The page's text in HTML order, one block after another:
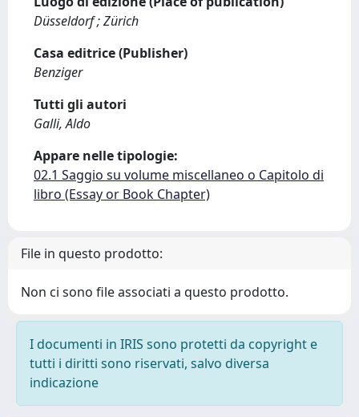
Düsseldorf ; Zürich
Casa editrice (Publisher)
Benziger
Tutti gli autori
Galli, Aldo
Appare nelle tipologie:
02.1 Saggio su volume miscellaneo o Capitolo di
libro (Essay or Book Chapter)
File in questo prodotto:
Non ci sono file associati a questo prodotto.
I documenti in IRIS sono protetti da copyright e
tutti i diritti sono riservati, salvo diversa
indicazione